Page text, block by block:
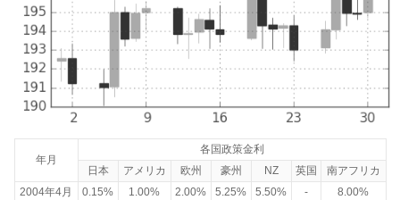
年月
各国政策金利
日本
アメリカ 欧州 豪州 NZ 英国
南アフリカ
2004年4月
0.15% 1.00% 2.00% 5.25% 5.50% - 8.00%